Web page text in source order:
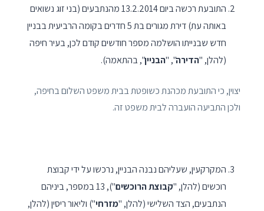
התובעת רכשה ביום 13.2.2014 מהנתבעים (בני זוג נשואים
באותה עת) דירת מגורים בת 5 חדרים בקומה הרביעית בבניין
חדש שבנייתו הושלמה מספר חודשים קודם לכן, בעיר חיפה
(להלן, "הדירה", "הבניין", בהתאמה).
יצוין, כי התובעת מכהנת כשופטת בבית משפט השלום בחיפה,
ולכן התביעה הועברה לבית משפט זה.
המקרקעין, שעליהם נבנה הבניין, נרכשו על ידי קבוצת
רוכשים (להלן, "קבוצת הרוכשים
"), 13 במספר, ביניהם
הנתבעים, הצד השלישי (להלן, "מזרחי") וליאור ריסין (להלן,